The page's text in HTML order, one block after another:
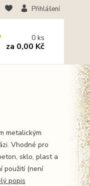
Přihlášení
0ks
za 0,00 Kč
metalickým
Vhodné pro
sklo, plast a
použití (není
popis